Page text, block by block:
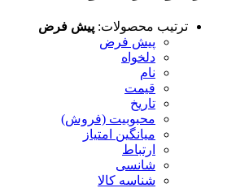
ترتیب محصولات: پیش فرض
پیش فرض
دلخواه
نام
قیمت
تاریخ
محبوبیت (فروش)
میانگین امتیاز
ارتباط
شانسی
شناسه کالا